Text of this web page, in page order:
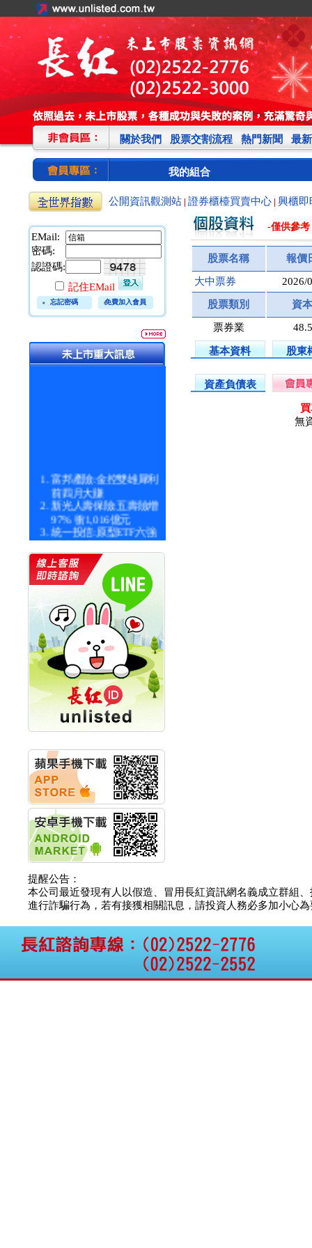
關於我們 股票交割流程 熱門新聞 最
我的組合
公開資訊觀測站 證券櫃檯買賣中心 興櫃即
EMail:
密碼:
認證碼:
記住EMail
忘記密碼 免費加入會員
富邦產險:金控雙雄犀利
前四月大賺
新光人壽保險:五壽險增
97% 衝1,016億元
統一投信:原型ETF六強
漲逾九成
統一投信:主動式ETF溢
價 被盯上
新光人壽保險:新壽Q1外
價金將達996億
宇辰系統科技:宇辰業績
創新高 啟動興櫃轉上櫃
計畫
明緯企業:明緯永續科技
競賽 以電源驅動善的力
量
秀育企業:秀育SHO-U儲
能系統 獲國內首張CNS
認證
聯博投信:聯博00404A
華旭先進:代重要子公司
碩通散熱股份有限公司
公告董事會通過發言人
及代理發
華旭先進:代重要子公司
碩通散熱股份有限公司
公告董事會決議發行員
工認股權
華旭先進:代重要子公司
碩通散熱股份有限公司
公告董事會追認113年
向關係
華旭先進:代重要子公司
碩通散熱股份有限公司
公告向關係人取得使用
權資產
仁新醫藥:代重要子公司
BeliteBio,Inc公告受邀參
-僅供參考
股票名稱 報價
大中票券 2026/
股票類別 資
票券業
基本資料 股東
資產負債表
無
提醒公告：
本公司最近發現有人以假造、冒用長紅資訊網名義成立群組
進行詐騙行為，若有接獲相關訊息，請投資人務必多加小心